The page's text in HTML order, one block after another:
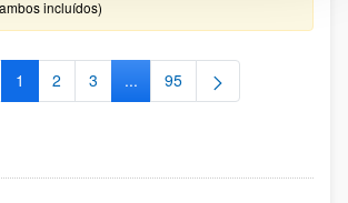
incluídos)
Página
1 Página
2 Página
3 ...Páginas intermedias Use TAB
Página
95